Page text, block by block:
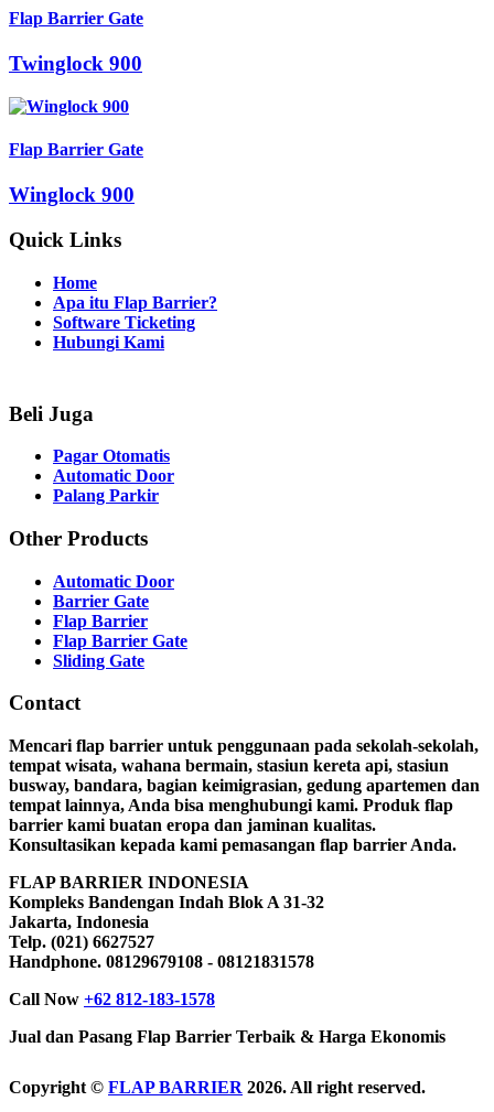
Flap Barrier Gate
Twinglock 900
Flap Barrier Gate
Winglock 900
Quick Links
Home
Apa itu Flap Barrier?
Software Ticketing
Hubungi Kami
Beli Juga
Pagar Otomatis
Automatic Door
Palang Parkir
Other Products
Automatic Door
Barrier Gate
Flap Barrier
Flap Barrier Gate
Sliding Gate
Contact
Mencari flap barrier untuk penggunaan pada sekolah-sekolah,
tempat wisata, wahana bermain, stasiun kereta api, stasiun
busway, bandara, bagian keimigrasian, gedung apartemen dan
tempat lainnya, Anda bisa menghubungi kami. Produk flap
barrier kami buatan eropa dan jaminan kualitas.
Konsultasikan kepada kami pemasangan flap barrier Anda.
FLAP BARRIER INDONESIA
Kompleks Bandengan Indah Blok A 31-32
Jakarta, Indonesia
Telp. (021) 6627527
Handphone. 08129679108 - 08121831578
Call Now +62 812-183-1578
Jual dan Pasang Flap Barrier Terbaik & Harga Ekonomis
Copyright © FLAP BARRIER 2026. All right reserved.